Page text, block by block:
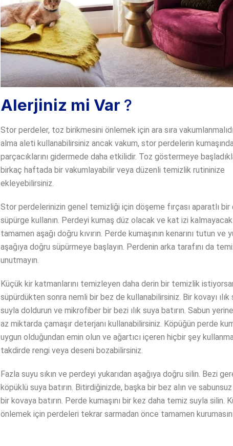
Alerjiniz mi Var ?
Stor perdeler, toz birikmesini önlemek için ara sıra
alma aleti kullanabilirsiniz ancak vakum, stor perdelerin
parçacıklarını gidermede daha etkilidir. Toz göstermeye
birkaç haftada bir vakumlayabilir veya düzenli temizlik rutininize
ekleyebilirsiniz.
Stor perdelerinizin genel temizliği için döşeme fırçası aparatlı
süpürge kullanın. Perdeyi kumaş düz olacak ve kat izi
tamamen aşağı doğru kıvırın. Perde kumaşının kenarını tutun ve
aşağıya doğru süpürmeye başlayın. Perdenin arka tarafını da
unutmayın.
Küçük kir katmanlarını temizleyen daha derin bir temizlik
süpürdükten sonra nemli bir bez de kullanabilirsiniz. Bir kovayı ılık
suyla doldurun ve mikrofiber bir bezi ılık suya batırın. Sabun
az miktarda çamaşır deterjanı kullanabilirsiniz. Köpüğün perde
uygun olduğundan emin olun ve ağartıcı içeren hiçbir şey
takdirde rengi veya deseni bozabilirsiniz.
Fazla suyu sıkın ve perdeyi yukarıdan aşağıya doğru silin. Bezi
köpüklü suya batırın. Bitirdiğinizde, başka bir bez alın ve sabunsuz
bir kovaya batırın. Perde kumaşını bir kez daha temiz suyla silin.
önlemek için perdeleri tekrar sarmadan önce tamamen